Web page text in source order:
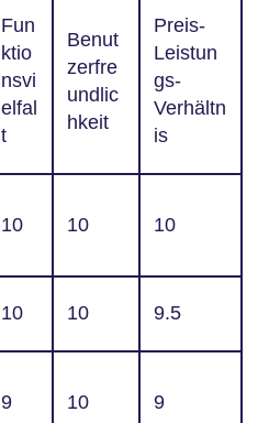
Fun
ktio
nsvi
elfal
t
Benut
zerfre
undlic
hkeit
Preis-
Leistun
gs-
Verhältn
is
10 10 10
10 10 9.5
9 10 9